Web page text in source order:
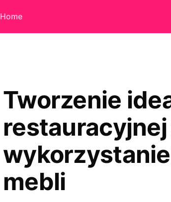
Home
Tworzenie
restauracyjnej
mebli